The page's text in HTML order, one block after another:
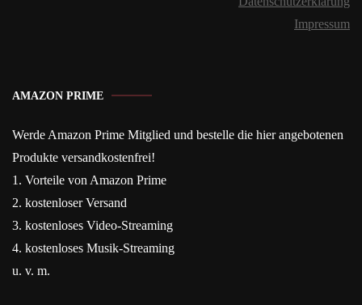
Impressum
AMAZON PRIME
Werde Amazon Prime Mitglied und bestelle die hier angebotenen
Produkte versandkostenfrei!
1. Vorteile von Amazon Prime
2. kostenloser Versand
3. kostenloses Video-Streaming
4. kostenloses Musik-Streaming
u. v. m.